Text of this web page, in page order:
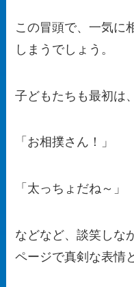
この冒頭で、一気に
しまうでしょう。
子どもたちも最初は、
「お相撲さん！」
「太っちょだね～」
などなど、談笑しな
ページで真剣な表情